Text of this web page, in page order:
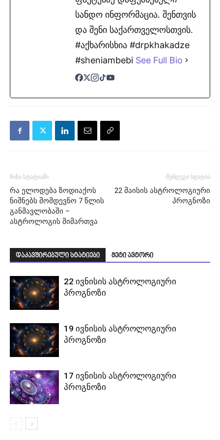
სანდო ინფორმაცია. შენთვის
და შენი საქართველოსთვის.
#აქხარისხია #drpkhakadze
#sheniambebi See Full Bio
წინა სტატიაში
რა ელოდება ზოდიაქოს
ნიშნებს მომდევნო 7 წლის
განმავლობაში –
ასტროლოგის მიმართვა
შემდეგი სტატია
22 მაისის ასტროლოგიური
პროგნოზი
დაკავშირებული სტატიები მეტი ავტორი
22 ივნისის ასტროლოგიური
პროგნოზი
19 ივნისის ასტროლოგიური
პროგნოზი
17 ივნისის ასტროლოგიური
პროგნოზი